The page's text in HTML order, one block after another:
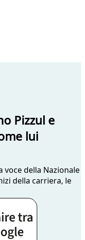
Pizzul e
lui
voce della Nazionale
della carriera, le